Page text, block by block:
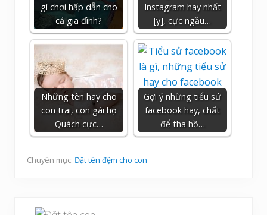
gì chơi hấp dẫn cho
cả gia đình?
Instagram hay nhất
[y], cực ngầu…
Những tên hay cho
con trai, con gái họ
Quách cực…
Gợi ý những tiểu sử
facebook hay, chất
để tha hồ…
Chuyên mục: Đặt tên đệm cho con